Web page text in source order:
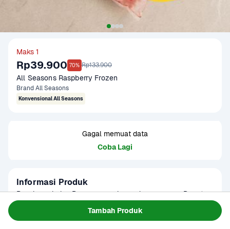
Tambah Produk
Maks 1
Rp39.900 70% Rp133.900
All Seasons Raspberry Frozen
Brand All Seasons
Konvensional All Seasons
Gagal memuat data
Coba Lagi
Informasi Produk
Raspberry beku. Rasanya manis cenderung asam. Dapat